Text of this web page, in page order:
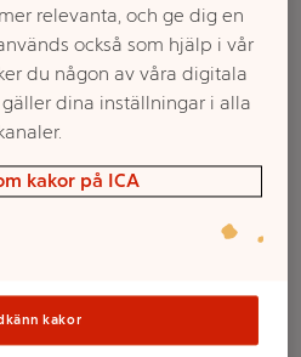
visas.
relevanta, och ge dig en
också som hjälp i vår
du någon av våra digitala
dina inställningar i alla
kakor på ICA
kakor